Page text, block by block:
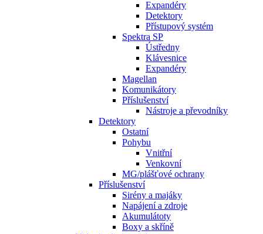
Expandéry
Detektory
Přístupový systém
Spektra SP
Ústředny
Klávesnice
Expandéry
Magellan
Komunikátory
Příslušenství
Nástroje a převodníky
Detektory
Ostatní
Pohybu
Vnitřní
Venkovní
MG/plášťové ochrany
Příslušenství
Sirény a majáky
Napájení a zdroje
Akumulátoty
Boxy a skříně